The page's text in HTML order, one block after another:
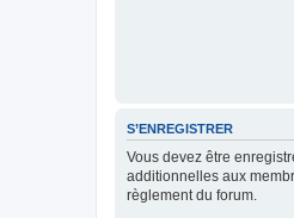
S’ENREGISTRER
Vous devez être
additionnelles aux
règlement du forum.